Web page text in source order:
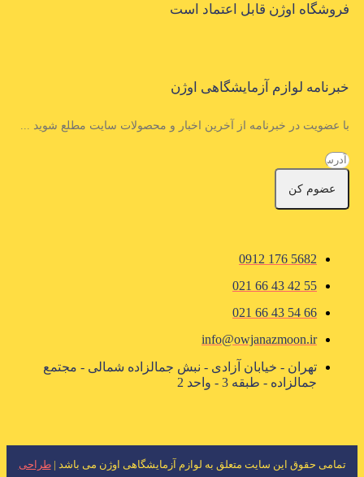
فروشگاه اوژن قابل اعتماد است
خبرنامه لوازم آزمایشگاهی اوژن
با عضویت در خبرنامه از آخرین اخبار و محصولات سایت مطلع شوید ...
عضوم کن
5682 176 0912
55 42 43 66 021
66 54 43 66 021
info@owjanazmoon.ir
تهران - خیابان آزادی - نبش جمالزاده شمالی - مجتمع
جمالزاده - طبقه 3 - واحد 2
تمامی حقوق این سایت متعلق به لوازم آزمایشگاهی اوژن می باشد |طراحی